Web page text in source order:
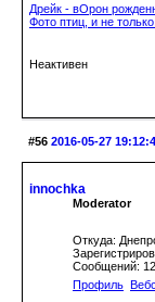
Дрейк - вОрон
Фото птиц, и не только.
Неактивен
#56 2016-05-27
innochka
Moderator
Откуда:
Сообщений:
Профиль